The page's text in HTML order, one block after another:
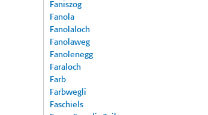
Faniszog
Fanola
Fanolaloch
Fanolaweg
Fanolenegg
Faraloch
Farb
Farbwegli
Faschiels